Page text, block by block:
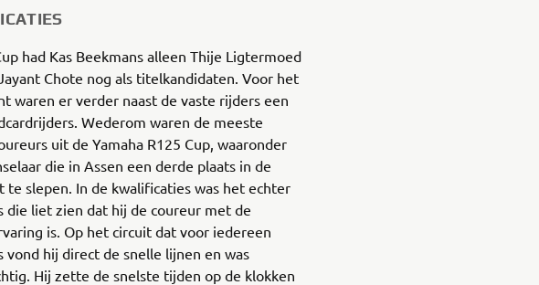
had Kas Beekmans alleen Thije Ligtermoed
Chote nog als titelkandidaten. Voor het
waren er verder naast de vaste rijders een
Wederom waren de meeste
uit de Yamaha R125 Cup, waaronder
die in Assen een derde plaats in de
te slepen. In de kwalificaties was het echter
die liet zien dat hij de coureur met de
is. Op het circuit dat voor iedereen
vond hij direct de snelle lijnen en was
Hij zette de snelste tijden op de klokken